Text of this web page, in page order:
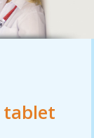
tablet